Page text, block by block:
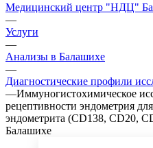
Медицинский центр "НДЦ"
—
Услуги
—
Анализы в Балашихе
—
Диагностические профили
—Иммуногистохимическое
рецептивности эндометрия
эндометрита (CD138, CD20,
Балашихе